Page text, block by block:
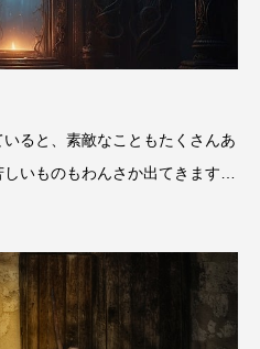
ると、素敵なこともたくさんあ
いものもわんさか出てきます